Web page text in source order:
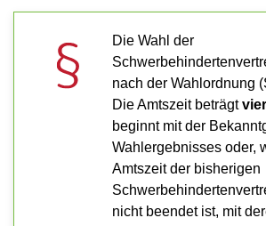
Die Wahl der
nach der Wahlordnung
Die Amtszeit beträgt
beginnt mit der
Wahlergebnisses oder,
Amtszeit der bisherigen
nicht beendet ist, mit